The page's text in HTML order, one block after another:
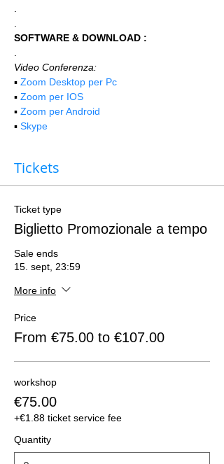
SOFTWARE & DOWNLOAD :
Video Conferenza:
▪️ Zoom Desktop per Pc
▪️ Zoom per IOS
▪️ Zoom per Android
▪️ Skype
Tickets
Ticket type
Biglietto Promozionale a tempo
Sale ends
15. sept, 23:59
More info
Price
From €75.00 to €107.00
workshop
€75.00
+€1.88 ticket service fee
Quantity